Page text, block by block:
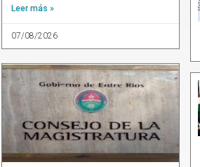
Leer más »
07/08/2026